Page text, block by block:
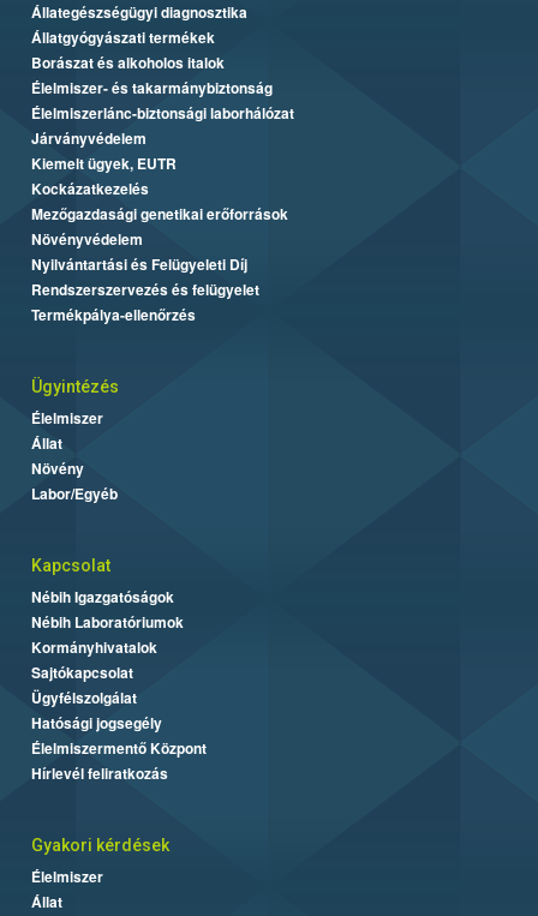
Állategészségügyi diagnosztika
Állatgyógyászati termékek
Borászat és alkoholos italok
Élelmiszer- és takarmánybiztonság
Élelmiszerlánc-biztonsági laborhálózat
Járványvédelem
Kiemelt ügyek, EUTR
Kockázatkezelés
Mezőgazdasági genetikai erőforrások
Növényvédelem
Nyilvántartási és Felügyeleti Díj
Rendszerszervezés és felügyelet
Termékpálya-ellenőrzés
Ügyintézés
Élelmiszer
Állat
Növény
Labor/Egyéb
Kapcsolat
Nébih Igazgatóságok
Nébih Laboratóriumok
Kormányhivatalok
Sajtókapcsolat
Ügyfélszolgálat
Hatósági jogsegély
Élelmiszermentő Központ
Hírlevél feliratkozás
Gyakori kérdések
Élelmiszer
Állat